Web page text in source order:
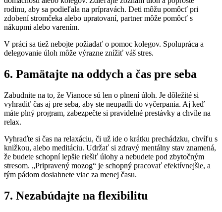
rodinu, aby sa podieľala na prípravách. Deti môžu pomôcť pri
zdobení stromčeka alebo upratovaní, partner môže pomôcť s
nákupmi alebo varením.
V práci sa tiež nebojte požiadať o pomoc kolegov. Spolupráca a
delegovanie úloh môže výrazne znížiť váš stres.
6. Pamätajte na oddych a čas pre seba
Zabudnite na to, že Vianoce sú len o plnení úloh. Je dôležité si
vyhradiť čas aj pre seba, aby ste neupadli do vyčerpania. Aj keď
máte plný program, zabezpečte si pravidelné prestávky a chvíle na
relax.
Vyhraďte si čas na relaxáciu, či už ide o krátku prechádzku, chvíľu s
knižkou, alebo meditáciu. Udržať si zdravý mentálny stav znamená,
že budete schopní lepšie riešiť úlohy a nebudete pod zbytočným
stresom. „Pripravený mozog“ je schopný pracovať efektívnejšie, a
tým pádom dosiahnete viac za menej času.
7. Nezabúdajte na flexibilitu